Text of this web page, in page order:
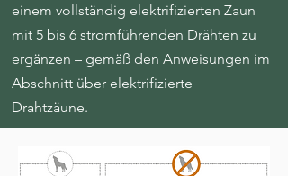
einem vollständig elektrifizierten Zaun
mit 5 bis 6 stromführenden Drähten zu
ergänzen – gemäß den Anweisungen im
Abschnitt über elektrifizierte
Drahtzäune.